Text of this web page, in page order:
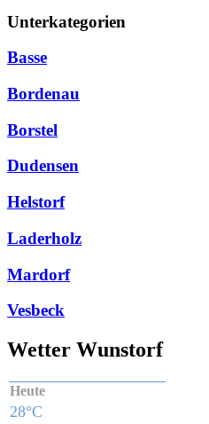
Unterkategorien
Basse
Bordenau
Borstel
Dudensen
Helstorf
Laderholz
Mardorf
Vesbeck
Wetter Wunstorf
Heute
28°C